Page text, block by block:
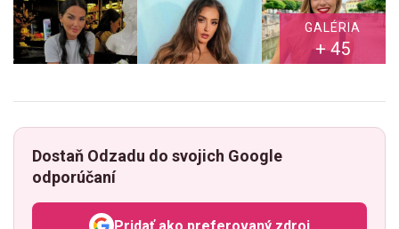
GALÉRIA
+ 45
Dostaň Odzadu do svojich Google
odporúčaní